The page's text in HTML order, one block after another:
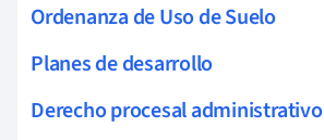
Ordenanza de Uso de Suelo
Planes de desarrollo
Derecho procesal administrativo